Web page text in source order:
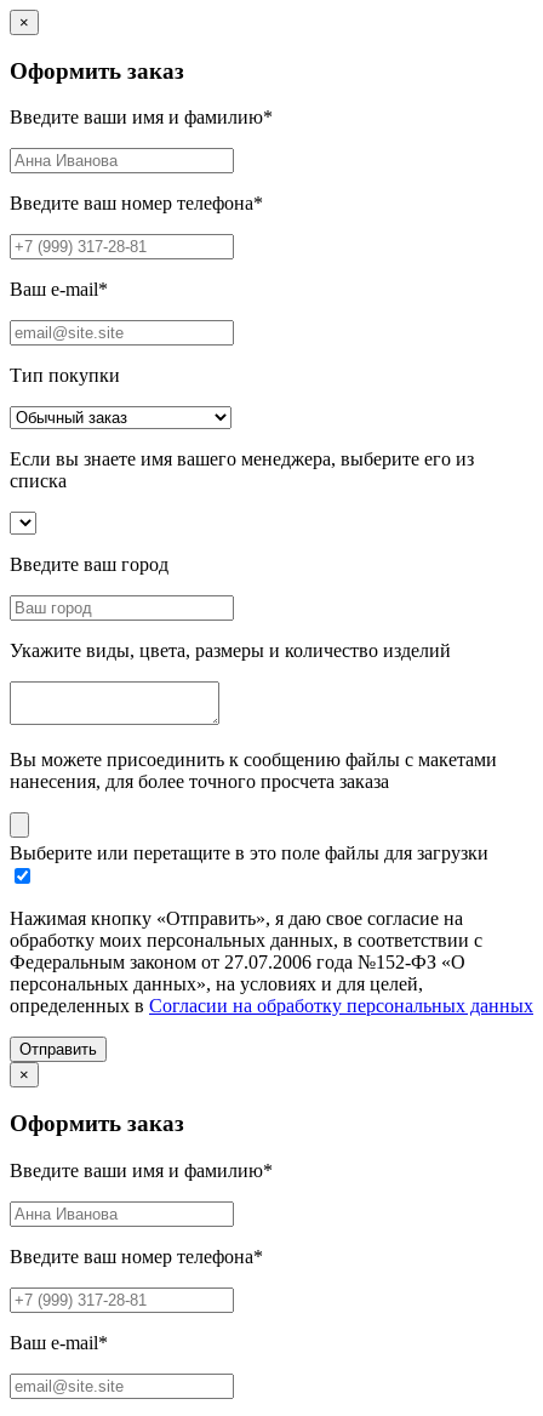
×
Оформить заказ
Введите ваши имя и фамилию*
Введите ваш номер телефона*
Ваш e-mail*
Тип покупки
Если вы знаете имя вашего менеджера, выберите его из
списка
Введите ваш город
Укажите виды, цвета, размеры и количество изделий
Вы можете присоединить к сообщению файлы с макетами
нанесения, для более точного просчета заказа
Выберите или перетащите в это поле файлы для загрузки
Нажимая кнопку «Отправить», я даю свое согласие на
обработку моих персональных данных, в соответствии с
Федеральным законом от 27.07.2006 года №152-ФЗ «О
персональных данных», на условиях и для целей,
определенных в Согласии на обработку персональных данных
Отправить
×
Оформить заказ
Введите ваши имя и фамилию*
Введите ваш номер телефона*
Ваш e-mail*